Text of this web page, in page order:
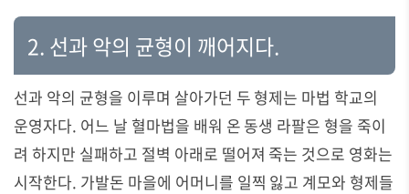
2. 선과 악의 균형이 깨어지다.
선과 악의 균형을 이루며 살아가던 두 형제는 마법 학교의
운영자다. 어느 날 혈마법을 배워 온 동생 라팔은 형을 죽이
려 하지만 실패하고 절벽 아래로 떨어져 죽는 것으로 영화는
시작한다. 가발돈 마을에 어머니를 일찍 잃고 계모와 형제들